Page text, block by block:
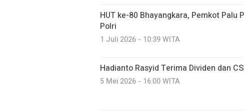
HUT ke-80 Bhayangkara, Pemkot Palu
Polri
1 Juli 2026 - 10:39 WITA
Hadianto Rasyid Terima Dividen dan
5 Mei 2026 - 16:00 WITA